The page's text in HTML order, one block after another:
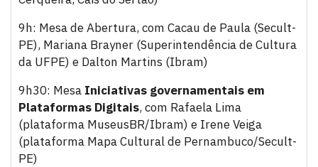
9h: Mesa de Abertura, com Cacau de Paula (Secult-
PE), Mariana Brayner (Superintendência de Cultura
da UFPE) e Dalton Martins (Ibram)
9h30: Mesa Iniciativas governamentais em
Plataformas Digitais, com Rafaela Lima
(plataforma MuseusBR/Ibram) e Irene Veiga
(plataforma Mapa Cultural de Pernambuco/Secult-
PE)